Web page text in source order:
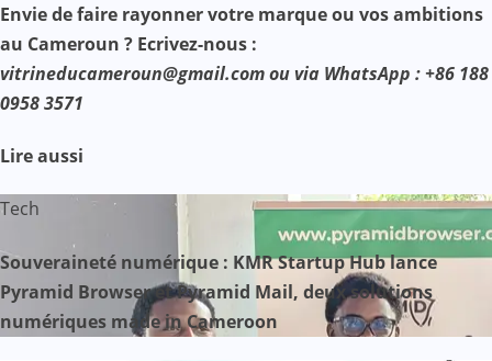
Envie de faire rayonner votre marque ou vos ambitions
au Cameroun ? Ecrivez-nous :
vitrineducameroun@gmail.com ou via WhatsApp : +86 188
0958 3571
Lire aussi
Tech
Souveraineté numérique : KMR Startup Hub lance
Pyramid Browser et Pyramid Mail, deux solutions
numériques made in Cameroon